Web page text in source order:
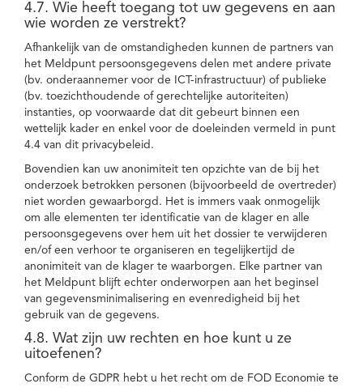
4.7. Wie heeft toegang tot uw gegevens en aan
wie worden ze verstrekt?
Afhankelijk van de omstandigheden kunnen de partners van
het Meldpunt persoonsgegevens delen met andere private
(bv. onderaannemer voor de ICT-infrastructuur) of publieke
(bv. toezichthoudende of gerechtelijke autoriteiten)
instanties, op voorwaarde dat dit gebeurt binnen een
wettelijk kader en enkel voor de doeleinden vermeld in punt
4.4 van dit privacybeleid.
Bovendien kan uw anonimiteit ten opzichte van de bij het
onderzoek betrokken personen (bijvoorbeeld de overtreder)
niet worden gewaarborgd. Het is immers vaak onmogelijk
om alle elementen ter identificatie van de klager en alle
persoonsgegevens over hem uit het dossier te verwijderen
en/of een verhoor te organiseren en tegelijkertijd de
anonimiteit van de klager te waarborgen. Elke partner van
het Meldpunt blijft echter onderworpen aan het beginsel
van gegevensminimalisering en evenredigheid bij het
gebruik van de gegevens.
4.8. Wat zijn uw rechten en hoe kunt u ze
uitoefenen?
Conform de GDPR hebt u het recht om de FOD Economie te